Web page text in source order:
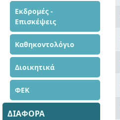
Εκδρομές -
Επισκέψεις
Καθηκοντολόγιο
Διοικητικά
ΦΕΚ
ΔΙΑΦΟΡΑ